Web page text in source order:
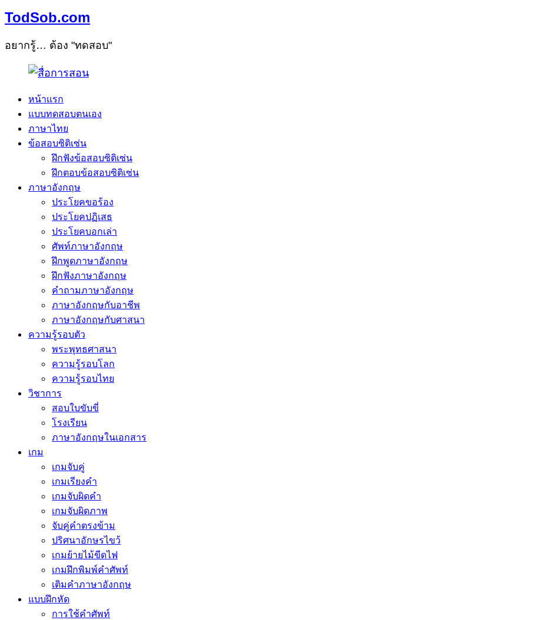
TodSob.com
อยากรู้… ต้อง "ทดสอบ"
หน้าแรก
แบบทดสอบตนเอง
ภาษาไทย
ข้อสอบซิติเซ่น
ฝึกฟังข้อสอบซิติเซ่น
ฝึกตอบข้อสอบซิติเซ่น
ภาษาอังกฤษ
ประโยคขอร้อง
ประโยคปฏิเสธ
ประโยคบอกเล่า
ศัพท์ภาษาอังกฤษ
ฝึกพูดภาษาอังกฤษ
ฝึกฟังภาษาอังกฤษ
คำถามภาษาอังกฤษ
ภาษาอังกฤษกับอาชีพ
ภาษาอังกฤษกับศาสนา
ความรู้รอบตัว
พระพุทธศาสนา
ความรู้รอบโลก
ความรู้รอบไทย
วิชาการ
สอบใบขับขี่
โรงเรียน
ภาษาอังกฤษในเอกสาร
เกม
เกมจับคู่
เกมเรียงคำ
เกมจับผิดคำ
เกมจับผิดภาพ
จับคู่คำตรงข้าม
ปริศนาอักษรไขว้
เกมย้ายไม้ขีดไฟ
เกมฝึกพิมพ์คำศัพท์
เติมคำภาษาอังกฤษ
แบบฝึกหัด
การใช้คำศัพท์